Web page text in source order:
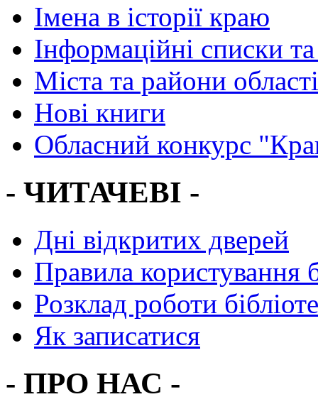
Імена в історії краю
Інформаційні списки
Міста та райони області
Нові книги
Обласний конкурс
- ЧИТАЧЕВІ -
Дні відкритих дверей
Правила користування
Розклад роботи
Як записатися
- ПРО НАС -